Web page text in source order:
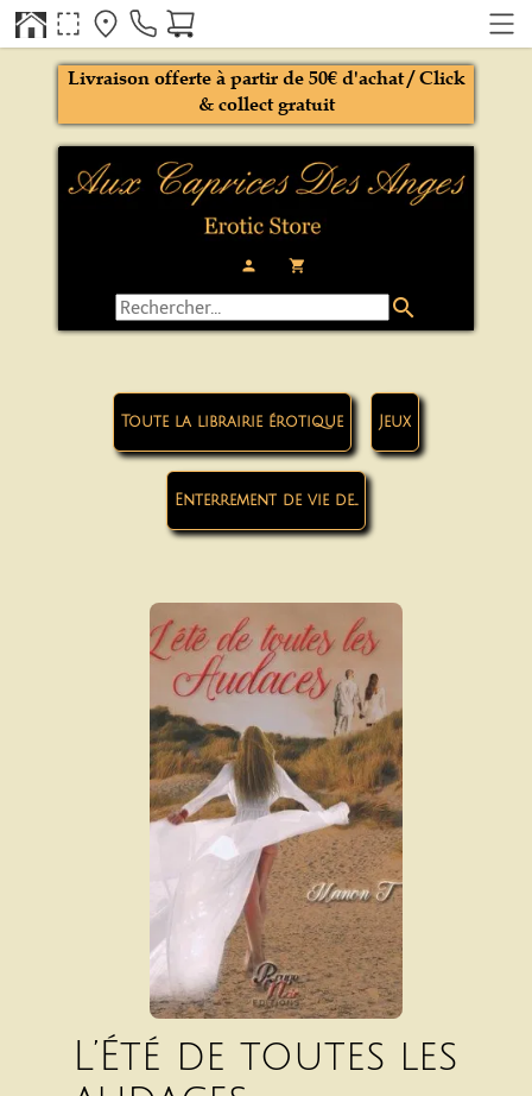
person local_grocery_store
Livraison offerte à partir de 50€ d'achat / Click
& collect gratuit
search
Toute la librairie érotique Jeux
Enterrement de vie de...
L’Été de toutes les